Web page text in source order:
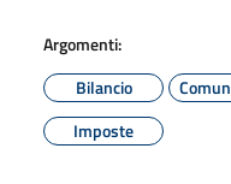
Argomenti:
Bilancio
Imposte